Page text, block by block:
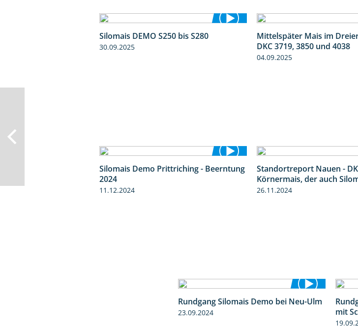
Silomais DEMO S250 bis S280
30.09.2025
Mittelspäter Mais im
DKC 3719, 3850 und 4038
04.09.2025
12:28
Silomais Demo Prittriching - Beerntung
2024
11.12.2024
Standortreport Nauen -
Körnermais, der auch
26.11.2024
4:50
Rundgang Silomais Demo bei Neu-Ulm
23.09.2024
mit